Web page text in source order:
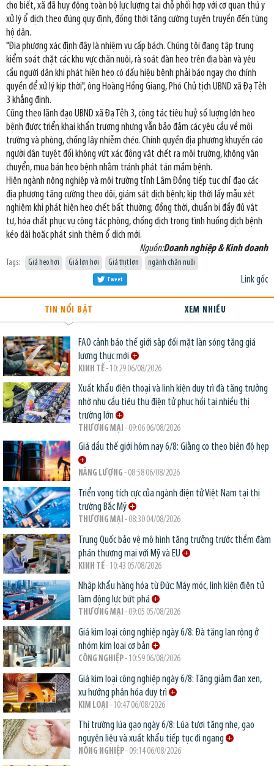
cho biết, xã đã huy động toàn bộ lực lượng tại chỗ phối hợp với cơ quan thú y
xử lý ổ dịch theo đúng quy định, đồng thời tăng cường tuyên truyền đến từng
hộ dân.
"Địa phương xác định đây là nhiệm vụ cấp bách. Chúng tôi đang tập trung
kiểm soát chặt các khu vực chăn nuôi, rà soát đàn heo trên địa bàn và yêu
cầu người dân khi phát hiện heo có dấu hiệu bệnh phải báo ngay cho chính
quyền để xử lý kịp thời", ông Hoàng Hồng Giang, Phó Chủ tịch UBND xã Đạ Tẻh
3 khẳng định.
Cũng theo lãnh đạo UBND xã Đạ Tẻh 3, công tác tiêu huỷ số lượng lớn heo
bệnh được triển khai khẩn trương nhưng vẫn bảo đảm các yêu cầu về môi
trường và phòng, chống lây nhiễm chéo. Chính quyền địa phương khuyến cáo
người dân tuyệt đối không vứt xác động vật chết ra môi trường, không vận
chuyển, mua bán heo bệnh nhằm tránh phát tán mầm bệnh.
Hiện ngành nông nghiệp và môi trường tỉnh Lâm Đồng tiếp tục chỉ đạo các
địa phương tăng cường theo dõi, giám sát dịch bệnh; kịp thời lấy mẫu xét
nghiệm khi phát hiện heo chết bất thường; đồng thời, chuẩn bị đầy đủ vật
tư, hóa chất phục vụ công tác phòng, chống dịch trong tình huống dịch bệnh
kéo dài hoặc phát sinh thêm ổ dịch mới.
Nguồn:Doanh nghiệp & Kinh doanh
Tags: Giá heo hơi Giá lợn hơi Giá thịt lợn ngành chăn nuôi
Link gốc
Tweet
TIN NỔI BẬT XEM NHIỀU
FAO cảnh báo thế giới sắp đối mặt làn sóng tăng giá
lương thực mới
KINH TẾ- 10:29 06/08/2026
Xuất khẩu điện thoại và linh kiện duy trì đà tăng trưởng
nhờ nhu cầu tiêu thụ điện tử phục hồi tại nhiều thị
trường lớn
THƯƠNG MẠI - 09:06 06/08/2026
Giá dầu thế giới hôm nay 6/8: Giằng co theo biên độ hẹp
NĂNG LƯỢNG - 08:58 06/08/2026
Triển vọng tích cực của ngành điện tử Việt Nam tại thị
trường Bắc Mỹ
THƯƠNG MẠI - 08:30 04/08/2026
Trung Quốc bảo vệ mô hình tăng trưởng trước thềm đàm
phán thương mại với Mỹ và EU
KINH TẾ- 10:43 05/08/2026
Nhập khẩu hàng hóa từ Đức: Máy móc, linh kiện điện tử
làm động lực bứt phá
THƯƠNG MẠI - 09:05 05/08/2026
Giá kim loại công nghiệp ngày 6/8: Đà tăng lan rộng ở
nhóm kim loại cơ bản
CÔNG NGHIỆP- 10:59 06/08/2026
Giá kim loại công nghiệp ngày 6/8: Tăng giảm đan xen,
xu hướng phân hóa duy trì
KIM LOẠI - 10:47 06/08/2026
Thị trường lúa gạo ngày 6/8: Lúa tươi tăng nhẹ, gạo
nguyên liệu và xuất khẩu tiếp tục đi ngang
NÔNG NGHIỆP- 09:14 06/08/2026